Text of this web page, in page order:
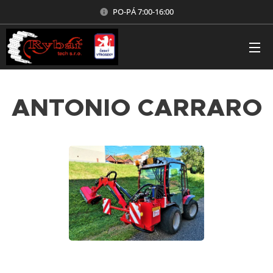
PO-PÁ 7:00-16:00
ANTONIO CARRARO